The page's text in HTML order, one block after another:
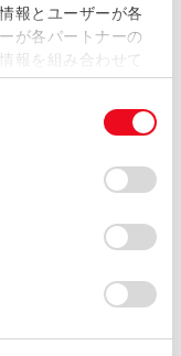
報とユーザーが各
が各パートナーの
報を組み合わせて
の使用を続行する
存されることに同
)のオプトアウト、
っては、当社の
いて
」をご覧くだ